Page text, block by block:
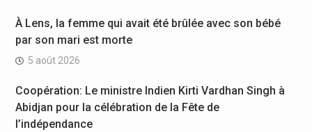
À Lens, la femme qui avait été brûlée avec son bébé
par son mari est morte
5 août 2026
Coopération: Le ministre Indien Kirti Vardhan Singh à
Abidjan pour la célébration de la Fête de
l’indépendance